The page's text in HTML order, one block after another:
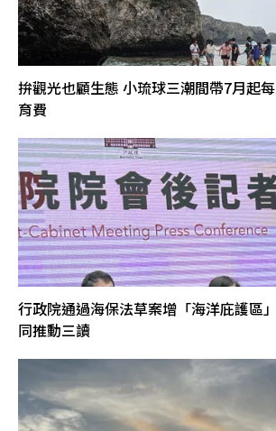
拚觀光也顧生態 小琉球三潮間帶7月起
育費
行政院通過海保法草案增「海洋庇護區
同推動三讀